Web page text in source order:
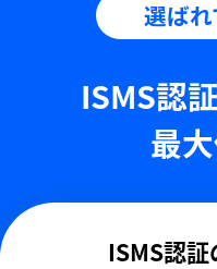
選ば
ISMS認
最
ISMS認